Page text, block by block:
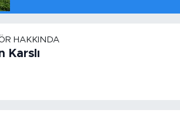
HAKKINDA
Karslı